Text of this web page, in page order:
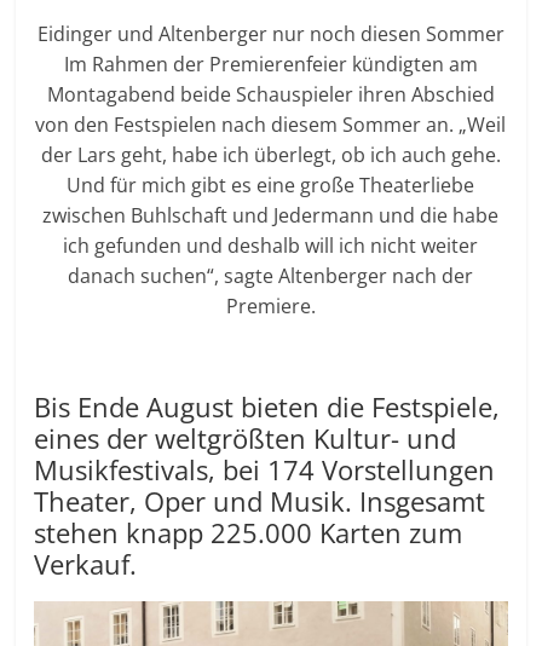
Eidinger und Altenberger nur noch diesen Sommer
Im Rahmen der Premierenfeier kündigten am
Montagabend beide Schauspieler ihren Abschied
von den Festspielen nach diesem Sommer an. „Weil
der Lars geht, habe ich überlegt, ob ich auch gehe.
Und für mich gibt es eine große Theaterliebe
zwischen Buhlschaft und Jedermann und die habe
ich gefunden und deshalb will ich nicht weiter
danach suchen“, sagte Altenberger nach der
Premiere.
Bis Ende August bieten die Festspiele,
eines der weltgrößten Kultur- und
Musikfestivals, bei 174 Vorstellungen
Theater, Oper und Musik. Insgesamt
stehen knapp 225.000 Karten zum
Verkauf.